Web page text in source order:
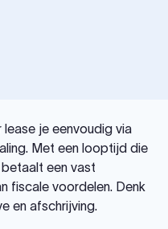
je eenvoudig via
Met een looptijd die
een vast
fiscale voordelen. Denk
en afschrijving.